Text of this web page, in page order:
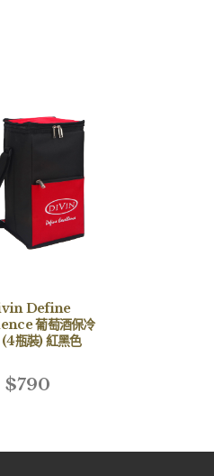
Define
葡萄酒保冷
瓶裝) 紅黑色
$790